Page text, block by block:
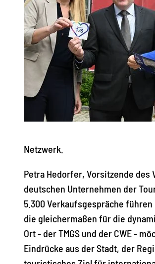
Netzwerk.
Petra Hedorfer, Vorsitzende des
deutschen Unternehmen der
5.300 Verkaufsgespräche
die gleichermaßen für die
Ort - der TMGS und der CWE -
Eindrücke aus der Stadt, der